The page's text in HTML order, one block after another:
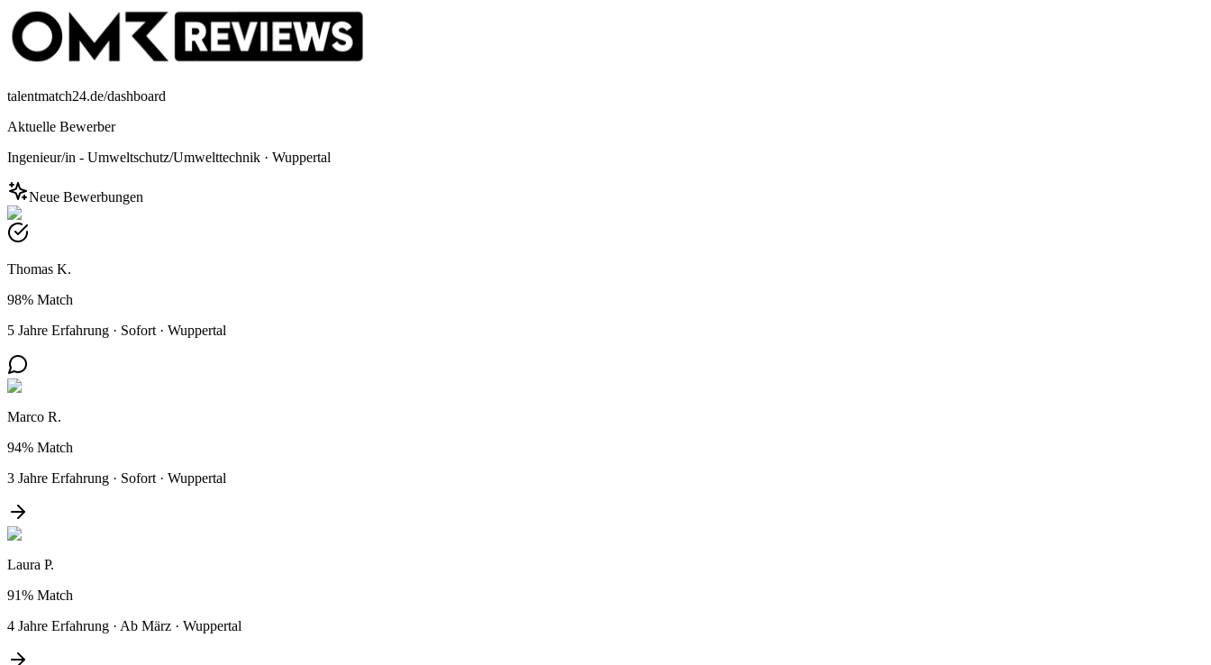
talentmatch24.de/dashboard
Aktuelle Bewerber
Ingenieur/in - Umweltschutz/Umwelttechnik · Wuppertal
Neue Bewerbungen
Thomas K.
98% Match
5 Jahre Erfahrung · Sofort · Wuppertal
Marco R.
94% Match
3 Jahre Erfahrung · Sofort · Wuppertal
Laura P.
91% Match
4 Jahre Erfahrung · Ab März · Wuppertal